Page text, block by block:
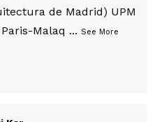
de Madrid) UPM
Malaq ... See More